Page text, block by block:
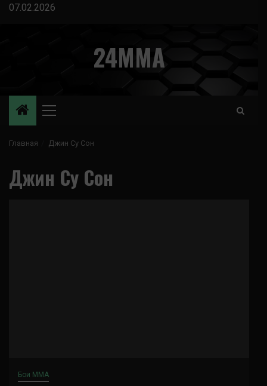
Перейти
07.02.2026
24MMA
Основное
Главная Джин Су Сон
Джин Су Сон
Бои ММА